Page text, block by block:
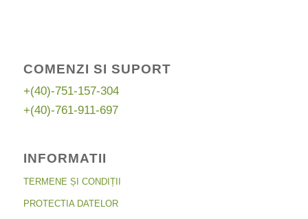
COMENZI SI SUPORT
+(40)-751-157-304
+(40)-761-911-697
INFORMATII
TERMENE ȘI CONDIȚII
PROTECTIA DATELOR